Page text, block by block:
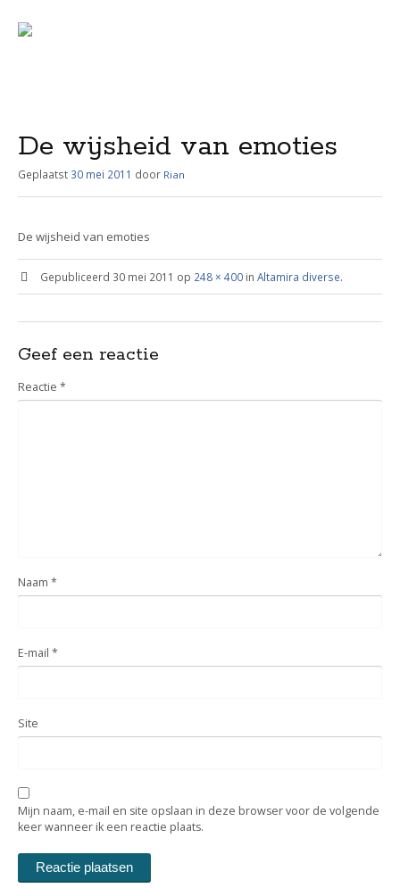
De wijsheid van emoties
Geplaatst 30 mei 2011 door Rian
De wijsheid van emoties
Gepubliceerd 30 mei 2011 op 248 × 400in Altamira diverse.
Geef een reactie
Reactie *
Naam *
E-mail *
Site
Mijn naam, e-mail en site opslaan in deze browser voor de volgende
keer wanneer ik een reactie plaats.